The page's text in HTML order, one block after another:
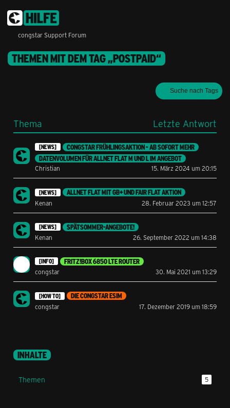
congstar Support Forum
THEMEN MIT DEM TAG „POSTPAID“
Suche nach Tags
Thema Letzte Antwort
[NEWS]
CONGSTAR FRÜHLINGSAKTION - AB SOFORT MEHR
DATENVOLUMEN FÜR ALLNET FLAT M UND L IM ANGEBOT
Christian
15. März 2024 um 20:15
[NEWS]
ALLNET FLAT MIT GB+ UND FAIR FLAT AKTION
Kenan
28. Februar 2023 um 12:57
[NEWS]
SPÄTSOMMER-ANGEBOTE!
Kenan
26. September 2022 um 14:38
[INFO]
FRITZ!BOX 6850 LTE ROUTER
congstar
30. Mai 2021 um 13:29
[HOW TO]
DIE CONGSTAR ESIM
congstar
17. Dezember 2019 um 18:59
INHALTE
Themen 5